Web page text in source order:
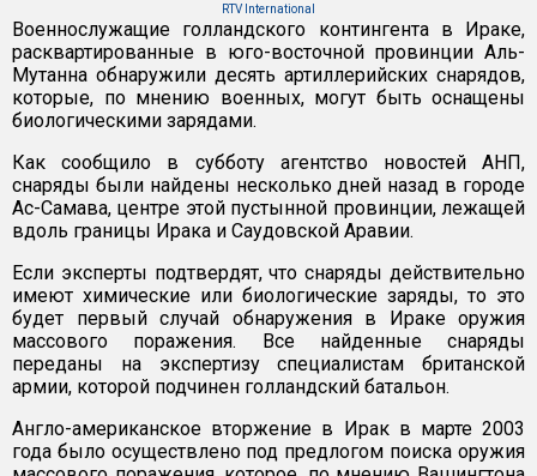
RTV International
Военнослужащие голландского контингента в Ираке,
расквартированные в юго-восточной провинции Аль-
Мутанна обнаружили десять артиллерийских снарядов,
которые, по мнению военных, могут быть оснащены
биологическими зарядами.
Как сообщило в субботу агентство новостей АНП,
снаряды были найдены несколько дней назад в городе
Ас-Самава, центре этой пустынной провинции, лежащей
вдоль границы Ирака и Саудовской Аравии.
Если эксперты подтвердят, что снаряды действительно
имеют химические или биологические заряды, то это
будет первый случай обнаружения в Ираке оружия
массового поражения. Все найденные снаряды
переданы на экспертизу специалистам британской
армии, которой подчинен голландский батальон.
Англо-американское вторжение в Ирак в марте 2003
года было осуществлено под предлогом поиска оружия